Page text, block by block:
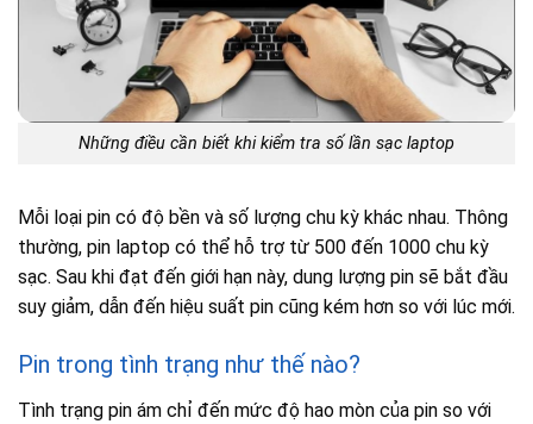
Những điều cần biết khi kiểm tra số lần sạc laptop
Mỗi loại pin có độ bền và số lượng chu kỳ khác nhau. Thông
thường, pin laptop có thể hỗ trợ từ 500 đến 1000 chu kỳ
sạc. Sau khi đạt đến giới hạn này, dung lượng pin sẽ bắt đầu
suy giảm, dẫn đến hiệu suất pin cũng kém hơn so với lúc mới.
Pin trong tình trạng như thế nào?
Tình trạng pin ám chỉ đến mức độ hao mòn của pin so với